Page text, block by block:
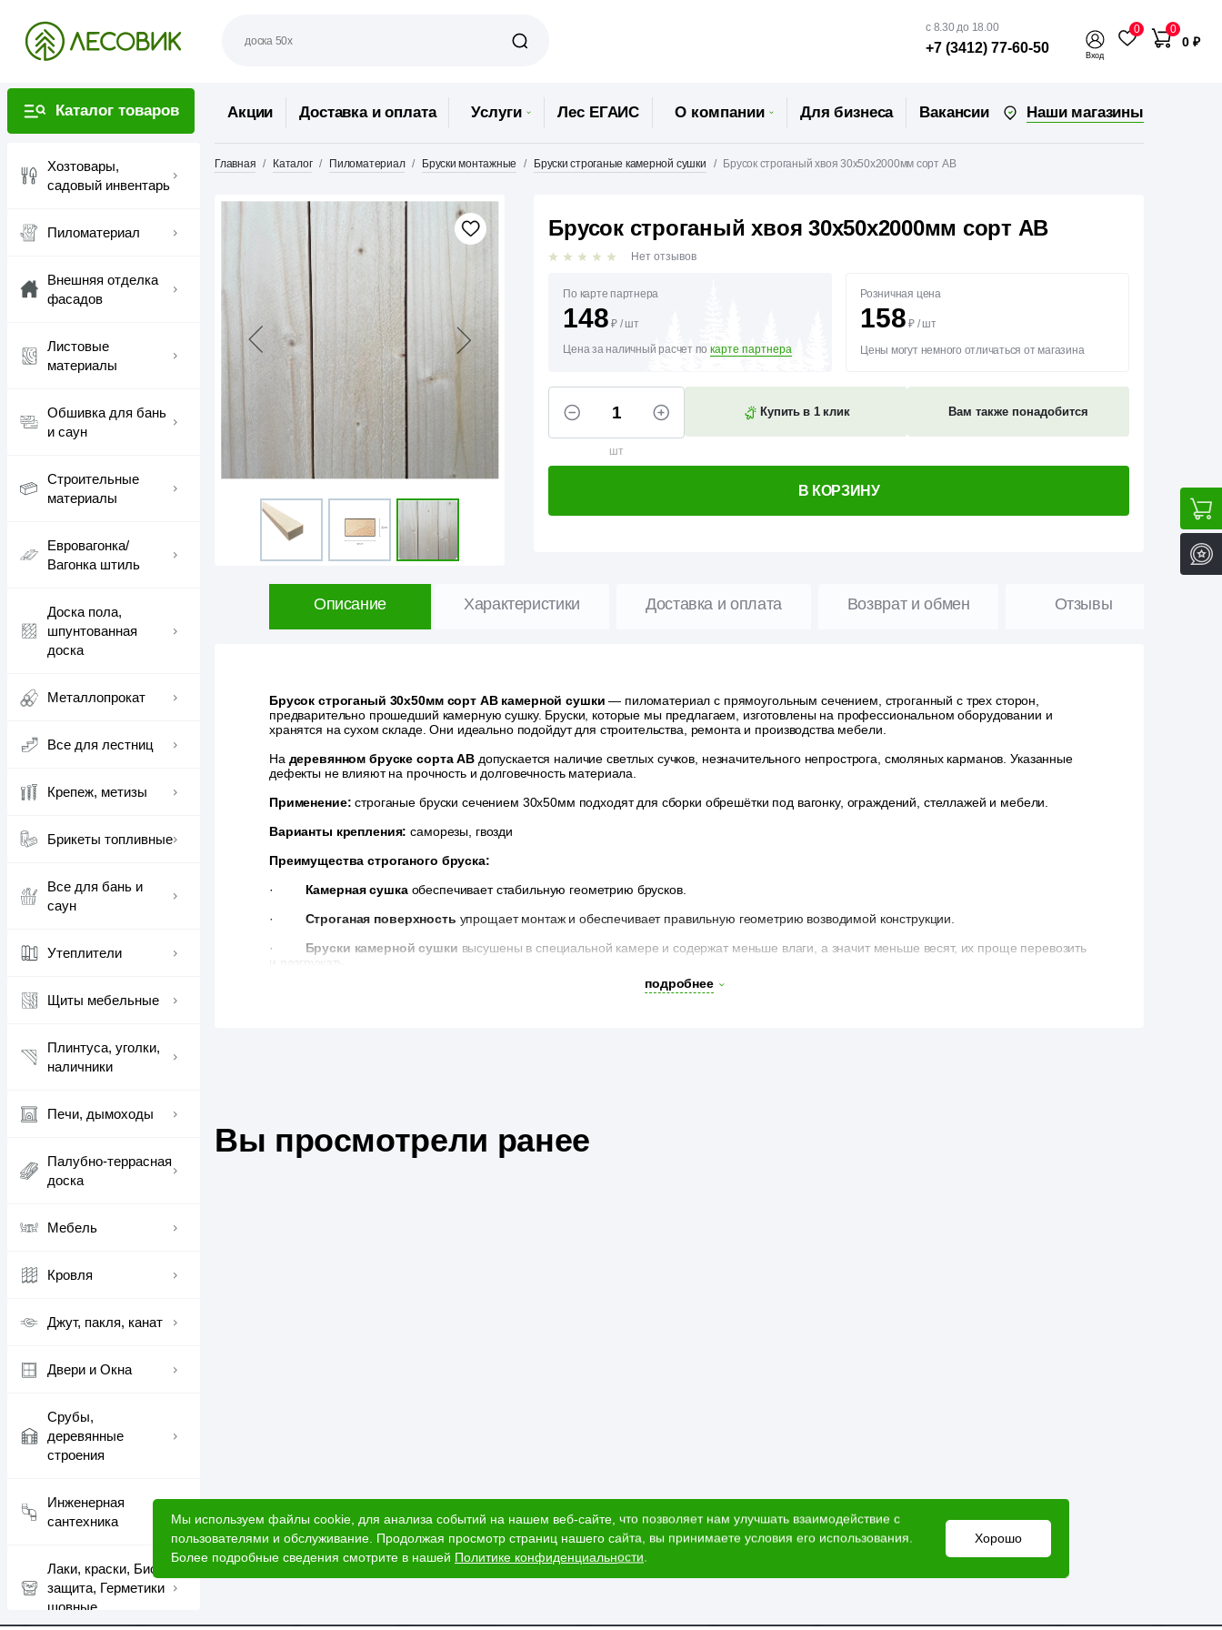
с 8.30 до 18.00
+7 (3412) 77-60-50 Вход
0 0
0 ₽
Каталог товаров
Хозтовары,
садовый инвентарь
Пиломатериал
Внешняя отделка
фасадов
Листовые
материалы
Обшивка для бань
и саун
Строительные
материалы
Евровагонка/
Вагонка штиль
Доска пола,
шпунтованная
доска
Металлопрокат
Все для лестниц
Крепеж, метизы
Брикеты топливные
Все для бань и
саун
Утеплители
Щиты мебельные
Плинтуса, уголки,
наличники
Печи, дымоходы
Палубно-террасная
доска
Мебель
Кровля
Джут, пакля, канат
Двери и Окна
Срубы,
деревянные
строения
Инженерная
сантехника
Лаки, краски, Био
защита, Герметики
шовные
Акции Доставка и оплата Услуги Лес ЕГАИС О компании Для бизнеса Вакансии Наши магазины
Главная Каталог Пиломатериал Бруски монтажные Бруски строганые камерной сушки Брусок строганый хвоя 30х50х2000мм сорт АВ
Брусок строганый хвоя 30х50х2000мм сорт АВ
Нет отзывов
По карте партнера
148 ₽ / шт
Цена за наличный расчет по карте партнера
Розничная цена
158 ₽ / шт
Цены могут немного отличаться от магазина
шт
Купить в 1 клик Вам также понадобится
В КОРЗИНУ
Описание Характеристики Доставка и оплата Возврат и обмен Отзывы
Брусок строганый 30х50мм сорт АВ камерной сушки— пиломатериал с прямоугольным сечением, строганный с трех сторон,
предварительно прошедший камерную сушку. Бруски, которые мы предлагаем, изготовлены на профессиональном оборудовании и
хранятся на сухом складе. Они идеально подойдут для строительства, ремонта и производства мебели.
На деревянном бруске сорта АВдопускается наличие светлых сучков, незначительного непрострога, смоляных карманов. Указанные
дефекты не влияют на прочность и долговечность материала.
Применение: строганые бруски сечением 30х50мм подходят для сборки обрешётки под вагонку, ограждений, стеллажей и мебели.
Варианты крепления: саморезы, гвозди
Преимущества строганого бруска:
· Камерная сушкаобеспечивает стабильную геометрию брусков.
· Строганая поверхность упрощает монтаж и обеспечивает правильную геометрию возводимой конструкции.
· Бруски камерной сушки высушены в специальной камере и содержат меньше влаги, а значит меньше весят, их проще перевозить
подробнее
Вы просмотрели ранее
Мы используем файлы cookie, для анализа событий на нашем веб-сайте, что позволяет нам улучшать взаимодействие с
пользователями и обслуживание. Продолжая просмотр страниц нашего сайта, вы принимаете условия его использования.
Более подробные сведения смотрите в нашей Политике конфиденциальности.
Хорошо